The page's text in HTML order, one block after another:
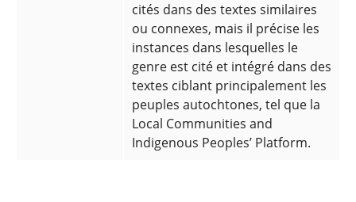
cités dans des textes similaires
ou connexes, mais il précise les
instances dans lesquelles le
genre est cité et intégré dans des
textes ciblant principalement les
peuples autochtones, tel que la
Local Communities and
Indigenous Peoples’ Platform.